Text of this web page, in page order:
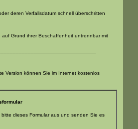
deren Verfallsdatum schnell überschritten
Grund ihrer Beschaffenheit untrennbar mit
Version können Sie im Internet kostenlos
dieses Formular aus und senden Sie es